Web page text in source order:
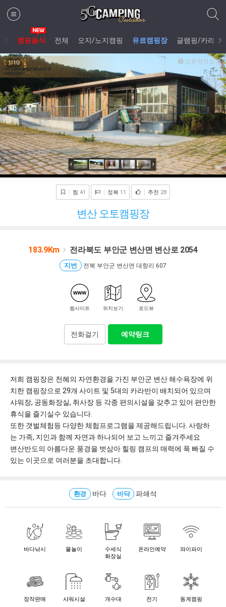
캠핑음식 전체 오지/노지캠핑 유료캠핑장 글램핑/카라반
1/10 오류정정요청
찜 41 정복 11 추천 28
변산 오토캠핑장
183.9Km 전라북도 부안군 변산면 변산로 2054
지번 전북 부안군 변산면 대항리 607
웹사이트 위치보기 로드뷰
전화걸기 예약링크
저희 캠핑장은 천혜의 자연환경을 가진 부안군 변산 해수욕장에 위
치한 캠핑장으로 29개 사이트 및 5대의 카라반이 배치되어 있으며
샤워장, 공동화장실, 취사장 등 각종 편의시설을 갖추고 있어 편안한
휴식을 즐기실수 있습니다.
또한 갯벌체험등 다양한 체험프로그램을 제공해드립니다. 사랑하
는 가족, 지인과 함께 자연과 하나되어 보고 느끼고 즐겨주세요
변산반도의 아름다운 풍경을 벗삼아 힐링 캠프의 매력에 푹 빠질 수
있는 이곳으로 여러분을 초대합니다.
환경 바다 바닥 파쇄석
바다낚시 물놀이
수세식
화장실
온라인예약 와이파이
장작판매 샤워시설 개수대 전기 동계캠핑